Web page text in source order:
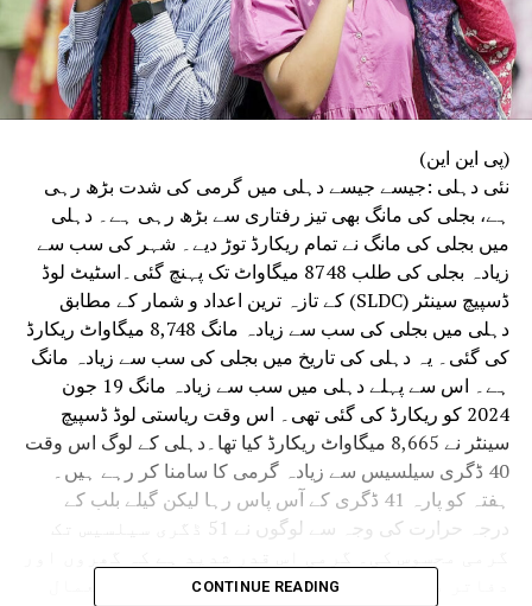
(پی این این)
نئی دہلی :جیسے جیسے دہلی میں گرمی کی شدت بڑھ رہی
ہے، بجلی کی مانگ بھی تیز رفتاری سے بڑھ رہی ہے۔ دہلی
میں بجلی کی مانگ نے تمام ریکارڈ توڑ دیے۔ شہر کی سب سے
زیادہ بجلی کی طلب 8748 میگاواٹ تک پہنچ گئی۔اسٹیٹ لوڈ
ڈسپیچ سینٹر (SLDC) کے تازہ ترین اعداد و شمار کے مطابق
دہلی میں بجلی کی سب سے زیادہ مانگ 8,748 میگاواٹ ریکارڈ
کی گئی۔ یہ دہلی کی تاریخ میں بجلی کی سب سے زیادہ مانگ
ہے۔ اس سے پہلے دہلی میں سب سے زیادہ مانگ 19 جون
2024 کو ریکارڈ کی گئی تھی۔ اس وقت ریاستی لوڈ ڈسپیچ
سینٹر نے 8,665 میگاواٹ ریکارڈ کیا تھا۔دہلی کے لوگ اس وقت
40 ڈگری سیلسیس سے زیادہ گرمی کا سامنا کر رہے ہیں۔
ہفتہ کو پارہ 41 ڈگری کے آس پاس رہا لیکن گیلے بلب کے
درجہ حرارت کی وجہ سے لوگوں نے 51 ڈگری سیلسیس تک
دفاتر میں ایئر کنڈیشنر اور کولرز کا استعمال
CONTINUE READING